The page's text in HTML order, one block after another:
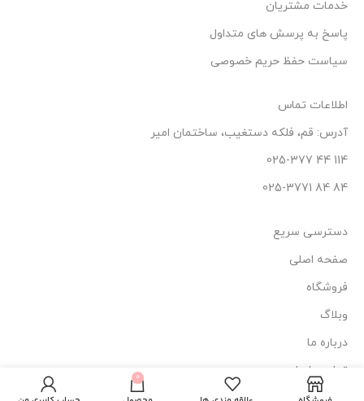
خدمات مشتریان
پاسخ به پرسش های متداول
سیاست حفظ حریم خصوصی
اطلاعات تماس
آدرس: قم، فلکه دستغیب، ساختمان امیر
114 44 025-377
84 84 025-3771
دسترسی سریع
صفحه اصلی
فروشگاه
وبلاگ
درباره ما
تماس با ماکرم ضد
1.130.000 عدد افزودن 0